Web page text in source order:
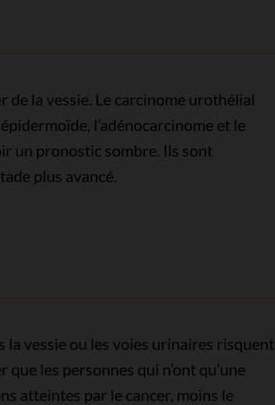
la vessie. Le carcinome urothélial
l’adénocarcinome et le
un pronostic sombre. Ils sont
plus avancé.
la vessie ou les voies urinaires risquent
les personnes qui n’ont qu’une
atteintes par le cancer, moins le